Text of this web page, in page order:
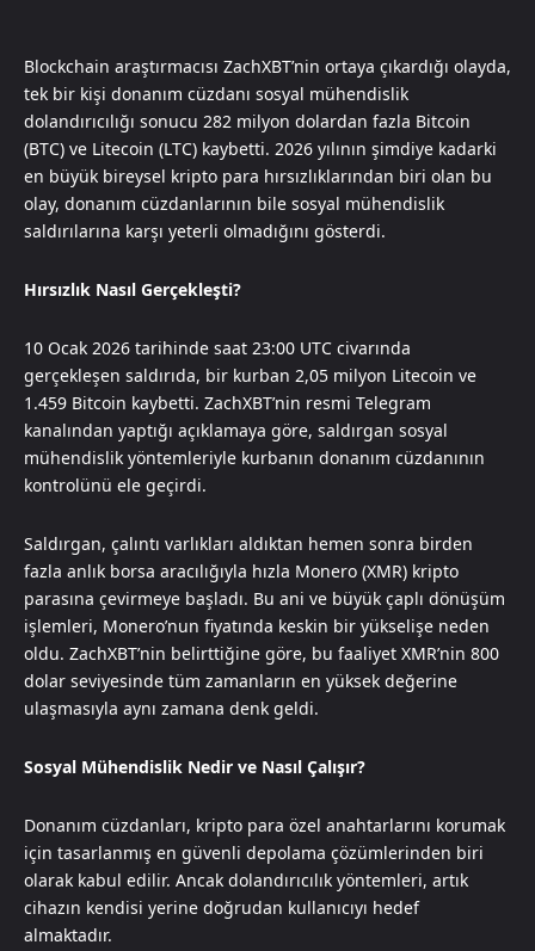
Blockchain araştırmacısı ZachXBT’nin ortaya çıkardığı olayda,
tek bir kişi donanım cüzdanı sosyal mühendislik
dolandırıcılığı sonucu 282 milyon dolardan fazla Bitcoin
(BTC) ve Litecoin (LTC) kaybetti. 2026 yılının şimdiye kadarki
en büyük bireysel kripto para hırsızlıklarından biri olan bu
olay, donanım cüzdanlarının bile sosyal mühendislik
saldırılarına karşı yeterli olmadığını gösterdi.
Hırsızlık Nasıl Gerçekleşti?
10 Ocak 2026 tarihinde saat 23:00 UTC civarında
gerçekleşen saldırıda, bir kurban 2,05 milyon Litecoin ve
1.459 Bitcoin kaybetti. ZachXBT’nin resmi Telegram
kanalından yaptığı açıklamaya göre, saldırgan sosyal
mühendislik yöntemleriyle kurbanın donanım cüzdanının
kontrolünü ele geçirdi.
Saldırgan, çalıntı varlıkları aldıktan hemen sonra birden
fazla anlık borsa aracılığıyla hızla Monero (XMR) kripto
parasına çevirmeye başladı. Bu ani ve büyük çaplı dönüşüm
işlemleri, Monero’nun fiyatında keskin bir yükselişe neden
oldu. ZachXBT’nin belirttiğine göre, bu faaliyet XMR’nin 800
dolar seviyesinde tüm zamanların en yüksek değerine
ulaşmasıyla aynı zamana denk geldi.
Sosyal Mühendislik Nedir ve Nasıl Çalışır?
Donanım cüzdanları, kripto para özel anahtarlarını korumak
için tasarlanmış en güvenli depolama çözümlerinden biri
olarak kabul edilir. Ancak dolandırıcılık yöntemleri, artık
cihazın kendisi yerine doğrudan kullanıcıyı hedef
almaktadır.